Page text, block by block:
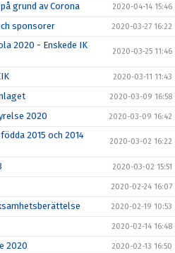
grund av Corona 2020-04-14 15:46
sponsorer 2020-03-27 16:22
2020 - Enskede IK
2020-03-25 11:46
2020-03-11 11:43
2020-03-09 16:58
2020 2020-03-09 16:42
2015 och 2014
2020-03-02 16:22
2020-03-02 15:51
2020-02-24 16:07
2020-02-19 10:53
2020-02-14 16:48
2020 2020-02-13 16:50